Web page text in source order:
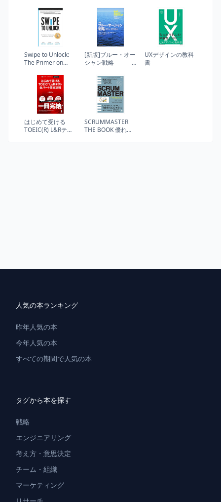
Swipe to Unlock:
The Primer on
Business Strategy
[新版]ブルー・オー
シャン戦略―――
創造する (Harvard
Business Review
Press)
UXデザインの教科
書
はじめて受ける
TOEIC(R) L&Rテス
SCRUMMASTER
THE BOOK 優れた
人気の本ランキング
昨年人気の本
今年人気の本
すべての期間で人気の本
タグから本を探す
戦略
エンジニアリング
考え方・意思決定
チーム・組織
マーケティング